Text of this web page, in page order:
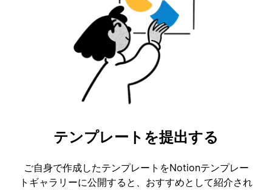
テンプレートを提出する
ご自身で作成したテンプレートをNotionテンプレー
トギャラリーに公開すると、おすすめとして紹介され